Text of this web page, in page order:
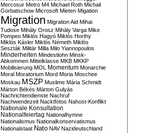
Mercosur Metro M4 Michael Roth Michail
Gorbatschow Microsoft Mieten Migation
Migration Migration Aid Mihai
Tudose Mihály Orosz Mihály Varga Mike
Pompeo Miklós Hagyó Miklós Horthy
Miklós Kásler Miklós Németh Miklós
Seszták Militär Milla Milo Yiannopoulos
Minderheiten Mindestlohn Minsk-
Abkommen Mittelklasse MKB MKKP
Mobilisierung MOL Momentum Monarchie
Moral Moratorium Mord Moria Moschee
Moskau MSZP Muslime Mária Schmidt
Márton Békés Márton Gulyás
Nachrichtendienste Nachruf
Nachwendezeit Nacktfotos Nahost-Konflikt
Nationale Konsultation
Nationalfeiertag Nationalhymne
Nationalismus Nationalkonservatismus
Nationalstaat Nato NAV Nazideutschland